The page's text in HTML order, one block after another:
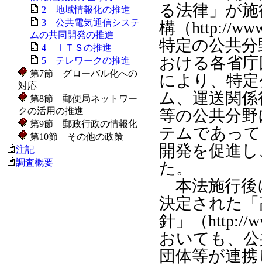
2 地域情報化の推進
3 公共電気通信システ
ムの共同開発の推進
4 ＩＴＳの推進
5 テレワークの推進
第7節 グローバル化への
対応
第8節 郵便局ネットワー
クの活用の推進
第9節 郵政行政の情報化
第10節 その他の政策
注記
調査概要
る法律」が
構（http://
特定の公共
おける各省
により、特
ム、運送関
等の公共分
テムであっ
開発を促進
た。
本法施行後
決定された
針」（http://
おいても、
団体等が連